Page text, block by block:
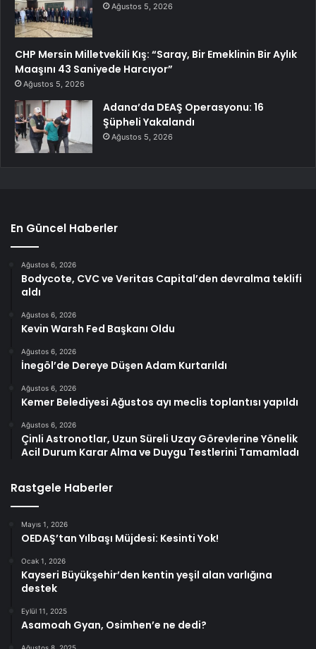
Ağustos 5, 2026
CHP Mersin Milletvekili Kış: “Saray, Bir Emeklinin Bir Aylık
Maaşını 43 Saniyede Harcıyor”
Ağustos 5, 2026
Adana’da DEAŞ Operasyonu: 16
Şüpheli Yakalandı
Ağustos 5, 2026
En Güncel Haberler
Ağustos 6, 2026
Bodycote, CVC ve Veritas Capital’den devralma teklifi
aldı
Ağustos 6, 2026
Kevin Warsh Fed Başkanı Oldu
Ağustos 6, 2026
İnegöl’de Dereye Düşen Adam Kurtarıldı
Ağustos 6, 2026
Kemer Belediyesi Ağustos ayı meclis toplantısı yapıldı
Ağustos 6, 2026
Çinli Astronotlar, Uzun Süreli Uzay Görevlerine Yönelik
Acil Durum Karar Alma ve Duygu Testlerini Tamamladı
Rastgele Haberler
Mayıs 1, 2026
OEDAŞ’tan Yılbaşı Müjdesi: Kesinti Yok!
Ocak 1, 2026
Kayseri Büyükşehir’den kentin yeşil alan varlığına
destek
Eylül 11, 2025
Asamoah Gyan, Osimhen’e ne dedi?